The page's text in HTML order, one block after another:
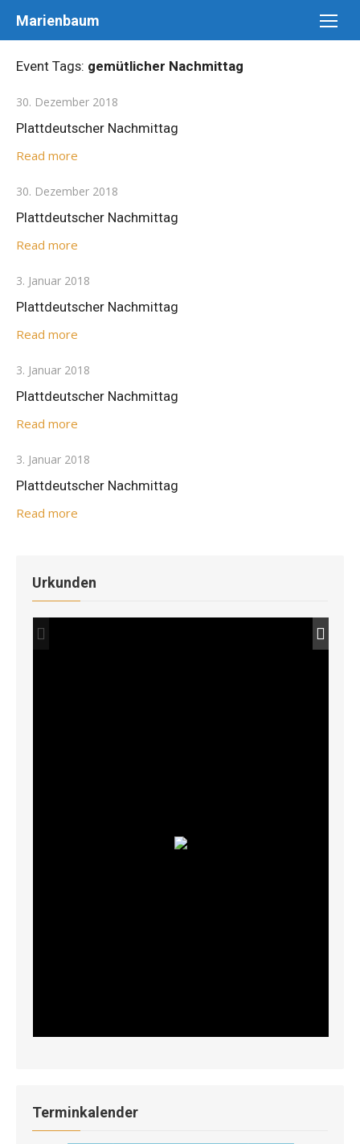
Marienbaum
Event Tags: gemütlicher Nachmittag
Posted
on
30. Dezember 2018
Plattdeutscher Nachmittag
Read more
Posted
on
30. Dezember 2018
Plattdeutscher Nachmittag
Read more
Posted
on
3. Januar 2018
Plattdeutscher Nachmittag
Read more
Posted
on
3. Januar 2018
Plattdeutscher Nachmittag
Read more
Posted
on
3. Januar 2018
Plattdeutscher Nachmittag
Read more
Urkunden
Terminkalender